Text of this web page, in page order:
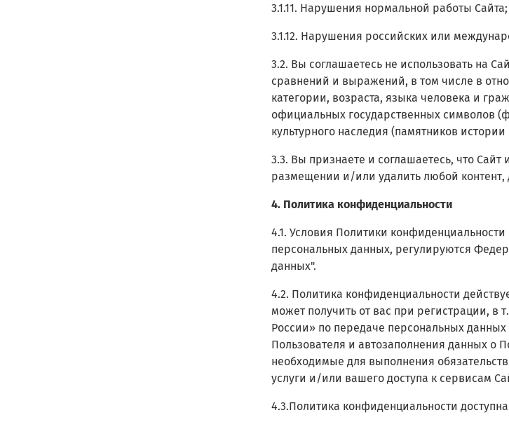
3.1.11. Нарушения нормальной работы Сайта;
3.1.12. Нарушения российских или
3.2. Вы соглашаетесь не использовать на
сравнений и выражений, в том числе в
категории, возраста, языка человека и
официальных государственных символов
культурного наследия (памятников истории
3.3. Вы признаете и соглашаетесь, что
размещении и/или удалить любой контент,
4. Политика конфиденциальности
4.1. Условия Политики
персональных данных, регулируются
данных".
4.2. Политика конфиденциальности
может получить от вас при регистрации, в
России» по передаче персональных
Пользователя и автозаполнения данных о
необходимые для выполнения
услуги и/или вашего доступа к сервисам
4.3.Политика конфиденциальности